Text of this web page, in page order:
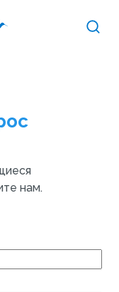
нам.